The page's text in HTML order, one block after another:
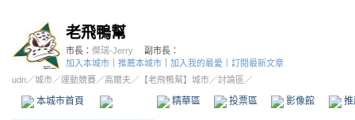
老飛鴨幫
市長： 傑瑞-Jerry
副市長：
加入本城市
推薦本城市 加入我的最愛
訂閱最新文章
udn／城市／運動競賽／高爾夫／ 【老飛鴨幫】城市／討論區／
本城市首頁 精華區 投票區 影像館